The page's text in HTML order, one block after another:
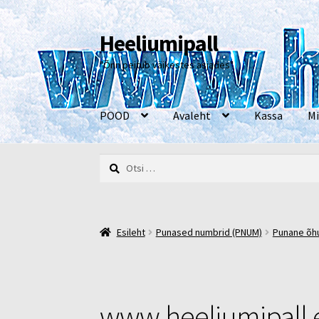
Liigu
navigeerimisele
Liigu
sisu
juurde
Heeliumipall
"Õnn peitub väikestes asjades"
POOD Avaleht Kassa
EsilehtKassa
Otsi:
Esileht Punased numbrid (PNUM) Punane